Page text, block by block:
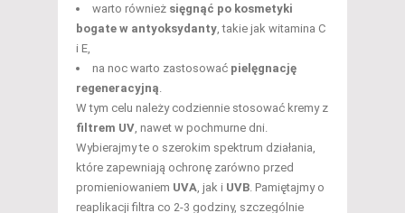
warto również sięgnąć po kosmetyki
bogate w antyoksydanty, takie jak witamina C
i E,
na noc warto zastosować pielęgnację
regeneracyjną.
W tym celu należy codziennie stosować kremy z
filtrem UV, nawet w pochmurne dni.
Wybierajmy te o szerokim spektrum działania,
które zapewniają ochronę zarówno przed
promieniowaniem UVA, jak i UVB. Pamiętajmy o
reaplikacji filtra co 2-3 godziny, szczególnie